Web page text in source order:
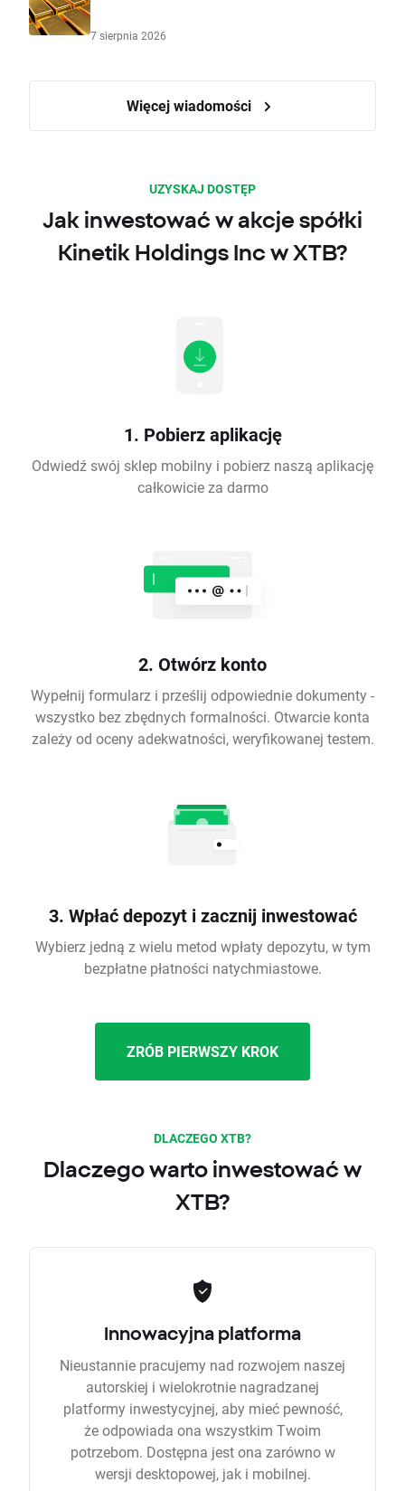
7 sierpnia 2026
Więcej wiadomości
UZYSKAJ DOSTĘP
Jak inwestować w akcje spółki
Kinetik Holdings Inc w XTB?
1. Pobierz aplikację
Odwiedź swój sklep mobilny i pobierz naszą aplikację
całkowicie za darmo
2. Otwórz konto
Wypełnij formularz i prześlij odpowiednie dokumenty -
wszystko bez zbędnych formalności. Otwarcie konta
zależy od oceny adekwatności, weryfikowanej testem.
3. Wpłać depozyt i zacznij inwestować
Wybierz jedną z wielu metod wpłaty depozytu, w tym
bezpłatne płatności natychmiastowe.
ZRÓB PIERWSZY KROK
DLACZEGO XTB?
Dlaczego warto inwestować w
XTB?
Innowacyjna platforma
Nieustannie pracujemy nad rozwojem naszej
autorskiej i wielokrotnie nagradzanej
platformy inwestycyjnej, aby mieć pewność,
że odpowiada ona wszystkim Twoim
potrzebom. Dostępna jest ona zarówno w
wersji desktopowej, jak i mobilnej.